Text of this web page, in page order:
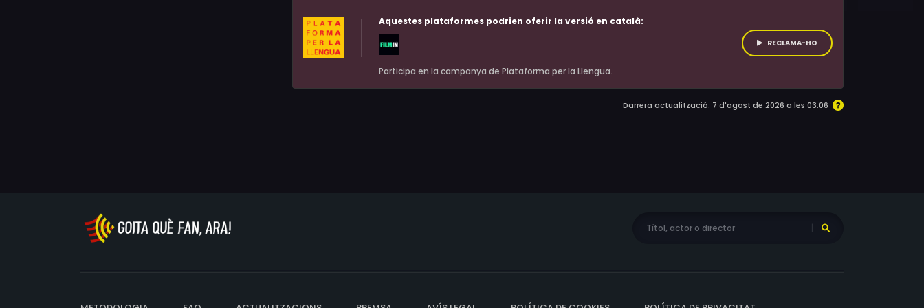
Aquestes plataformes podrien oferir la versió en català:
Participa en la campanya de Plataforma per la Llengua.
RECLAMA-HO
Darrera actualització: 7 d'agost de 2026 a les 03:06